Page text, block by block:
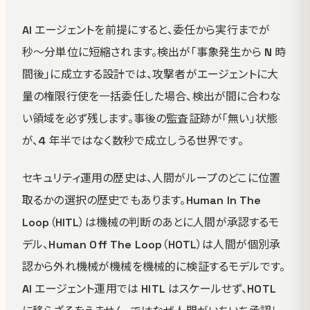
AI エージェントを前提にすると、委任から実行までが
秒〜分単位に短縮されます。検出が「事象発生から N 時
間後」に成立する設計では、攻撃者がエージェントに大
量の権限行使を一括委任した場合、検出が間に合わな
い領域を必ず残します。事後の監査証跡が「無い」状態
が、4 年半ではなく数秒で成立しうる世界です。
セキュリティ運用の歴史は、人間がループのどこに位置
取るかの選択の歴史でもあります。Human In The
Loop（HITL）は機械の判断のあとに人間が承認するモ
デル、Human Off The Loop（HOTL）は人間が個別承
認から外れ機械が機械を機械的に検証するモデルです。
AI エージェント運用では HITL はスケールせず、HOTL